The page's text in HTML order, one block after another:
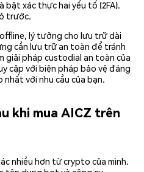
bật xác thực hai yếu tố (2FA).
trước.
lý tưởng cho lưu trữ dài
cần lưu trữ an toàn để tránh
giải pháp custodial an toàn của
cập với biện pháp bảo vệ đáng
nhất với nhu cầu của bạn.
khi mua AICZ trên
nhiều hơn từ crypto của mình.